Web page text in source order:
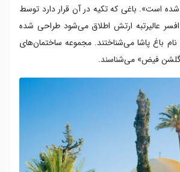
است». باغی که تکیه در آن قرار دارد توسط
عالیرتبه ارتش اطلاق می‌شود طراحی شده
نام باغ پاشا می‌شناختند. مجموعه ساختمان‌های
«گلشن فیض» می‌شناسند.